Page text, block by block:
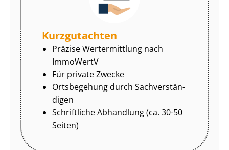
Kurzgutachten
Präzise Wertermittlung nach
ImmoWertV
Für private Zwecke
Ortsbegehung durch Sach­ver­stän­
di­gen
Schriftliche Abhandlung (ca. 30-50
Seiten)